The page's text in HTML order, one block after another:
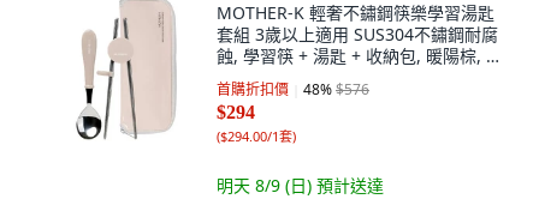
MOTHER-K 輕奢不鏽鋼筷樂學習湯匙
套組 3歲以上適用 SUS304不鏽鋼耐腐
蝕, 學習筷 + 湯匙 + 收納包, 暖陽棕, 1
組
首購折扣價 48%$576
$294
($294.00/1套)
明天 8/9 (日) 預計送達